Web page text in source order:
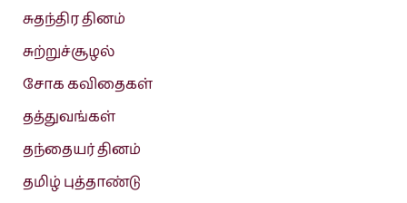
சுதந்திர தினம்
சுற்றுச்சூழல்
சோக கவிதைகள்
தத்துவங்கள்
தந்தையர் தினம்
தமிழ் புத்தாண்டு